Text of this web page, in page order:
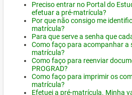
Preciso entrar no Portal do
efetuar a pré-matrícula?
Por que não consigo me
matrícula?
Para que serve a senha que
Como faço para acompanhar a
matrícula?
Como faço para reenviar
PROGRAD?
Como faço para imprimir os
matrícula?
Efetuei a pré-matrícula. Minha